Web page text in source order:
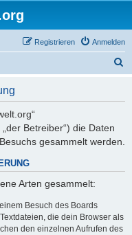
Anmelden
Registrieren
Betreiber“) die Daten
gesammelt werden.
Arten gesammelt:
Besuch des Boards
die dein Browser als
den einzelnen Aufrufen des